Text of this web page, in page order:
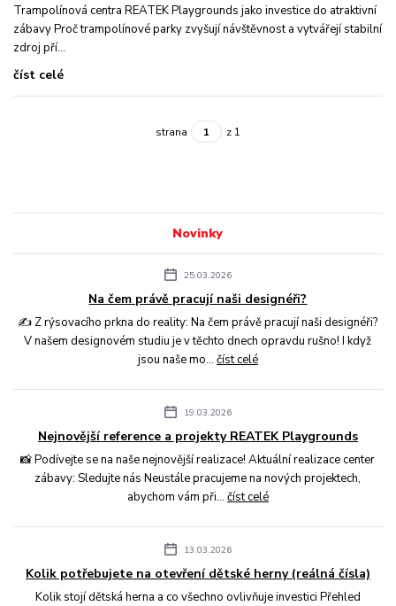
Novinky
25.03.2026
Na čem právě pracují naši designéři?
✍️ Z rýsovacího prkna do reality: Na čem právě pracují naši designéři?
V našem designovém studiu je v těchto dnech opravdu rušno! I když
jsou naše mo... číst celé
19.03.2026
Nejnovější reference a projekty REATEK Playgrounds
📸 Podívejte se na naše nejnovější realizace! Aktuální realizace center
zábavy: Sledujte nás Neustále pracujeme na nových projektech,
abychom vám při... číst celé
13.03.2026
Kolik potřebujete na otevření dětské herny (reálná čísla)
Kolik stojí dětská herna a co všechno ovlivňuje investici Přehled
Trampolínová centra REATEK Playgrounds jako investice do atraktivní
zábavy Proč trampolínové parky zvyšují návštěvnost a vytvářejí stabilní
zdroj pří...
číst celé
strana z 1